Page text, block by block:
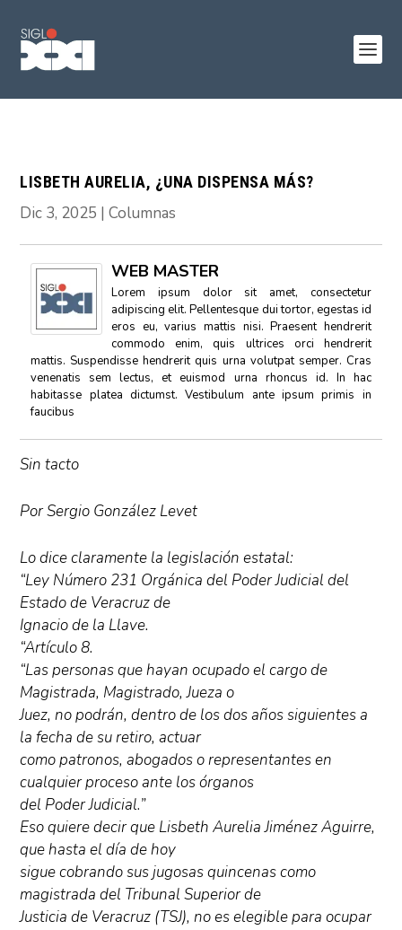
LISBETH AURELIA, ¿UNA DISPENSA MÁS?
Dic 3, 2025 |Columnas
WEB MASTER
Lorem ipsum dolor sit amet, consectetur
adipiscing elit. Pellentesque dui tortor, egestas id
eros eu, varius mattis nisi. Praesent hendrerit
commodo enim, quis ultrices orci hendrerit
mattis. Suspendisse hendrerit quis urna volutpat semper. Cras
venenatis sem lectus, et euismod urna rhoncus id. In hac
habitasse platea dictumst. Vestibulum ante ipsum primis in
faucibus
Sin tacto
Por Sergio González Levet
Lo dice claramente la legislación estatal:
“Ley Número 231 Orgánica del Poder Judicial del
Estado de Veracruz de
Ignacio de la Llave.
“Artículo 8.
“Las personas que hayan ocupado el cargo de
Magistrada, Magistrado, Jueza o
Juez, no podrán, dentro de los dos años siguientes a
la fecha de su retiro, actuar
como patronos, abogados o representantes en
cualquier proceso ante los órganos
del Poder Judicial.”
Eso quiere decir que Lisbeth Aurelia Jiménez Aguirre,
que hasta el día de hoy
sigue cobrando sus jugosas quincenas como
magistrada del Tribunal Superior de
Justicia de Veracruz (TSJ), no es elegible para ocupar